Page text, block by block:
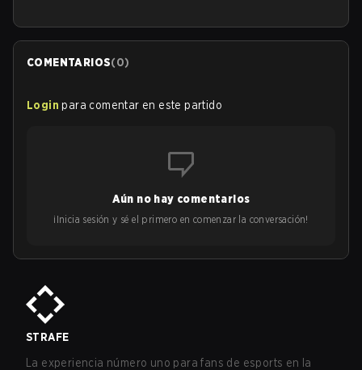
COMENTARIOS(0)
Login para comentar en este partido
Aún no hay comentarios
¡Inicia sesión y sé el primero en comenzar la conversación!
STRAFE
La experiencia número uno para fans de esports en la